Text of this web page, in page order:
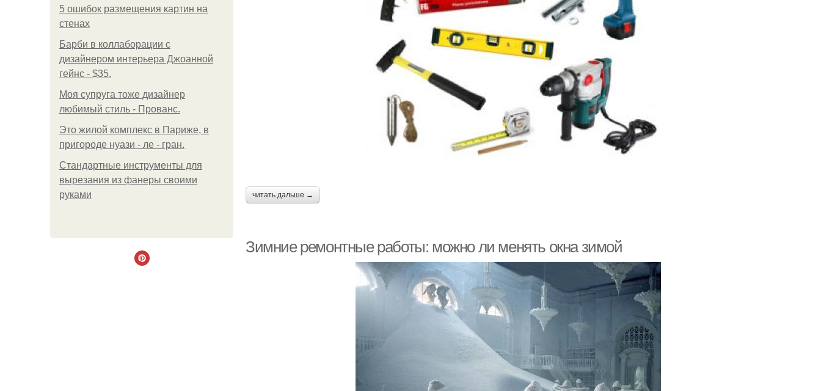
5 ошибок размещения картин на
стенах
Барби в коллаборации с
дизайнером интерьера Джоанной
гейнс - $35.
Моя супруга тоже дизайнер
любимый стиль - Прованс.
Это жилой комплекс в Париже, в
пригороде нуази - ле - гран.
Стандартные инструменты для
вырезания из фанеры своими
руками
читать дальше →
Зимние ремонтные работы: можно ли менять окна зимой